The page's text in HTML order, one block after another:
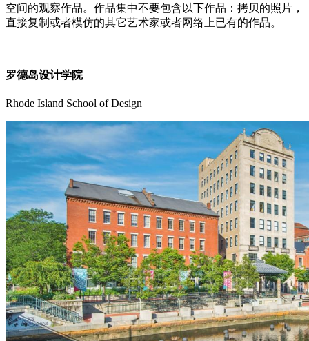
空间的观察作品。作品集中不要包含以下作品：拷贝的照片，
直接复制或者模仿的其它艺术家或者网络上已有的作品。
罗德岛设计学院
Rhode Island School of Design